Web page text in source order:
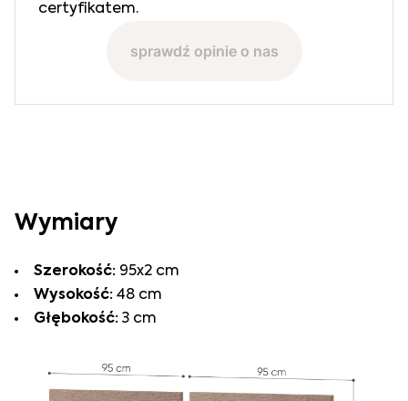
certyfikatem.
sprawdź opinie o nas
Wymiary
Szerokość: 95x2 cm
Wysokość: 48 cm
Głębokość: 3 cm